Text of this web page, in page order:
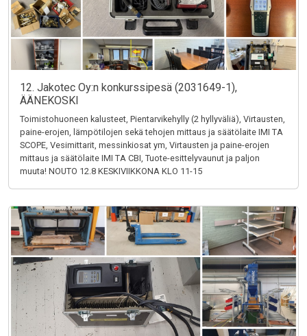
12. Jakotec Oy:n konkurssipesä (2031649-1),
ÄÄNEKOSKI
Toimistohuoneen kalusteet, Pientarvikehylly (2 hyllyväliä), Virtausten,
paine-erojen, lämpötilojen sekä tehojen mittaus ja säätölaite IMI TA
SCOPE, Vesimittarit, messinkiosat ym, Virtausten ja paine-erojen
mittaus ja säätölaite IMI TA CBI, Tuote-esittelyvaunut ja paljon
muuta! NOUTO 12.8 KESKIVIIKKONA KLO 11-15